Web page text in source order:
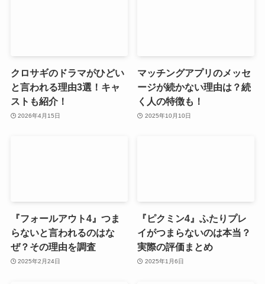
クロサギのドラマがひどい
と言われる理由3選！キャ
ストも紹介！
2026年4月15日
マッチングアプリのメッセ
ージが続かない理由は？続
く人の特徴も！
2025年10月10日
『フォールアウト4』つま
らないと言われるのはな
ぜ？その理由を調査
2025年2月24日
『ピクミン4』ふたりプレ
イがつまらないのは本当？
実際の評価まとめ
2025年1月6日